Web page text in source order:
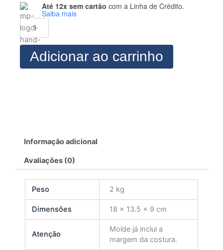
Até 12x sem cartão com a Linha de Crédito.
Saiba mais
Modelagem
Maxi
Blazer
quantidade
Adicionar ao carrinho
Informação adicional
Avaliações (0)
Peso 2 kg
Dimensões 18 × 13.5 × 9 cm
Atenção
Molde já inclui a
margem da costura.